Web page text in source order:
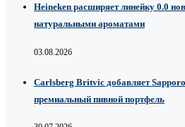
Heineken расширяет линейку 0.0
натуральными ароматами
03.08.2026
Carlsberg Britvic добавляет
премиальный пивной портфель